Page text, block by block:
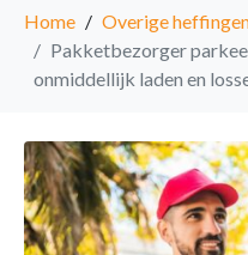
Home
Overige
Pakketbezorger
onmiddellijk laden en